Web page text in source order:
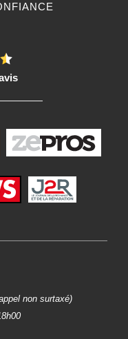
non surtaxé)